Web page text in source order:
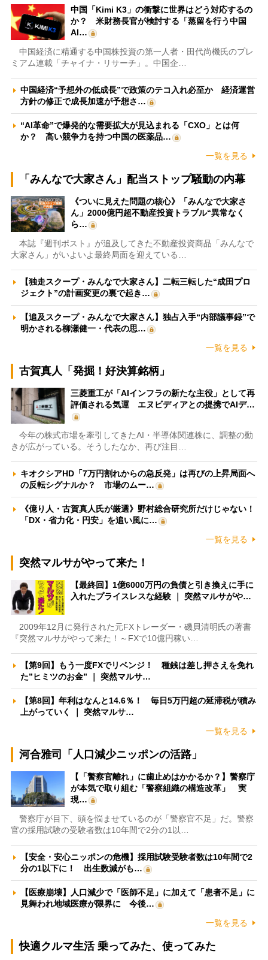
中国「Kimi K3」の衝撃に世界はどう対応するの
か？ 米財務長官が検討する「蒸留を行う中国
AI…
中国経済に精通する中国株投資の第一人者・田代尚機氏のプレ
ミアム連載「チャイナ・リサーチ」。中国企…
中国経済“予想外の低成長”で政策のテコ入れ必至か 経済運営
方針の修正で成長加速が予想さ…
“AI革命”で爆発的な需要拡大が見込まれる「CXO」とは何
か？ 高い競争力を持つ中国の医薬品…
一覧を見る
「みんなで大家さん」配当ストップ騒動の内幕
《ついに見えた問題の核心》「みんなで大家さ
ん」2000億円超不動産投資トラブル“異常なく
ら…
本誌『週刊ポスト』が追及してきた不動産投資商品「みんなで
大家さん」がいよいよ最終局面を迎えている…
【独走スクープ・みんなで大家さん】二転三転した“成田プロ
ジェクト”の計画変更の裏で起き…
【追及スクープ・みんなで大家さん】独占入手“内部議事録”で
明かされる柳瀬健一・代表の思…
一覧を見る
古賀真人「発掘！好決算銘柄」
三菱重工が「AIインフラの新たな主役」として再
評価される気運 エヌビディアとの提携でAIデ…
今年の株式市場を牽引してきたAI・半導体関連株に、調整の動
きが広がっている。そうしたなか、再び注目…
キオクシアHD「7万円割れからの急反発」は再びの上昇局面へ
の反転シグナルか？ 市場のムー…
《億り人・古賀真人氏が厳選》野村総合研究所だけじゃない！
「DX・省力化・円安」を追い風に…
一覧を見る
突然マルサがやって来た！
【最終回】1億6000万円の負債と引き換えに手に
入れたプライスレスな経験 ｜ 突然マルサがや…
2009年12月に発行された元FXトレーダー・磯貝清明氏の著書
『突然マルサがやって来た！～FXで10億円稼い…
【第9回】もう一度FXでリベンジ！ 種銭は差し押さえを免れ
た”ヒミツのお金” ｜ 突然マルサ…
【第8回】年利はなんと14.6％！ 毎日5万円超の延滞税が積み
上がっていく ｜ 突然マルサ…
一覧を見る
河合雅司「人口減少ニッポンの活路」
【「警察官離れ」に歯止めはかかるか？】警察庁
が本気で取り組む「警察組織の構造改革」 実
現…
警察庁が目下、頭を悩ませているのが「警察官不足」だ。警察
官の採用試験の受験者数は10年間で2分の1以…
【安全・安心ニッポンの危機】採用試験受験者数は10年間で2
分の1以下に！ 出生数減がも…
【医療崩壊】人口減少で「医師不足」に加えて「患者不足」に
見舞われ地域医療が限界に 今後…
一覧を見る
快適クルマ生活 乗ってみた、使ってみた